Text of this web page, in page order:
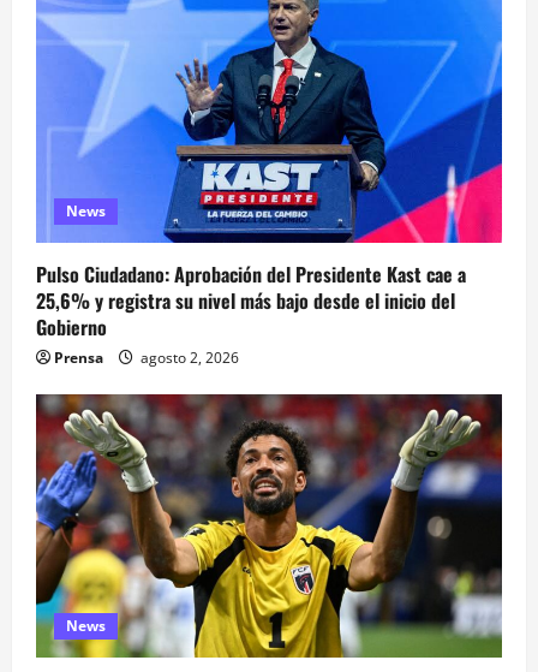
News
Pulso Ciudadano: Aprobación del Presidente Kast cae a
25,6% y registra su nivel más bajo desde el inicio del
Gobierno
Prensa agosto 2, 2026
News